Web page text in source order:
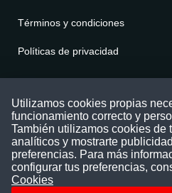
Términos y condiciones
Políticas de privacidad
Puede comunicarse con nosotros
nuestras redes sociales o del
Siguenos en:
Utilizamos cookies propias
funcionamiento correcto y
También utilizamos cookies de
analíticos y mostrarte
preferencias. Para más
configurar tus preferencias,
Cookies